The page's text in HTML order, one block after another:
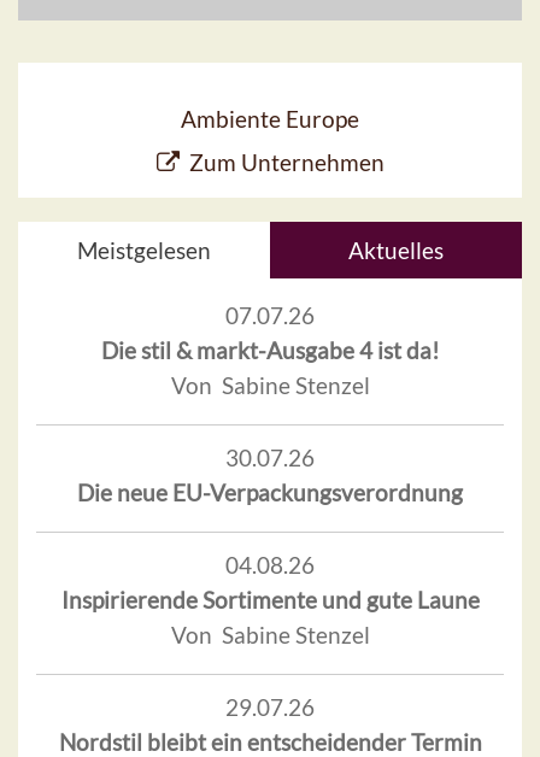
Ambiente Europe
Zum Unternehmen
Meistgelesen Aktuelles
07.07.26
Die stil & markt-Ausgabe 4 ist da!
Von Sabine Stenzel
30.07.26
Die neue EU-Verpackungsverordnung
04.08.26
Inspirierende Sortimente und gute Laune
Von Sabine Stenzel
29.07.26
Nordstil bleibt ein entscheidender Termin